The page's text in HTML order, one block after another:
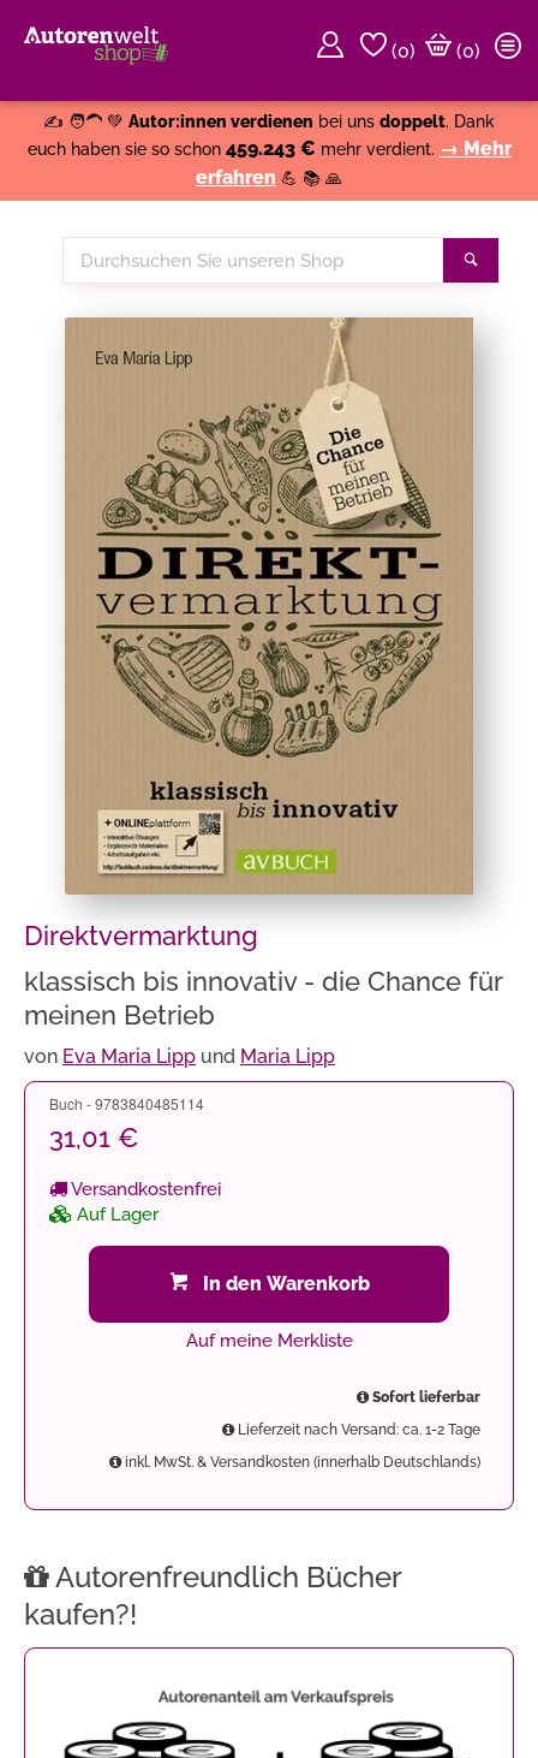
(0)
(0)
✍️ 🧑‍🦱 💚 Autor:innen verdienen bei uns doppelt. Dank
euch haben sie so schon 459.243 € mehr verdient. → Mehr
erfahren 💪 📚 🙏
Durchsuchen
Sie
Direktvermarktung
klassisch bis innovativ - die Chance für
meinen Betrieb
von Eva Maria Lipp und Maria Lipp
Buch - 9783840485114
31,01 €
Versandkostenfrei
Auf Lager
In den Warenkorb
Auf meine Merkliste
Sofort lieferbar
Lieferzeit nach Versand: ca. 1-2 Tage
inkl. MwSt. & Versandkosten (innerhalb Deutschlands)
Autorenfreundlich Bücher
kaufen?!